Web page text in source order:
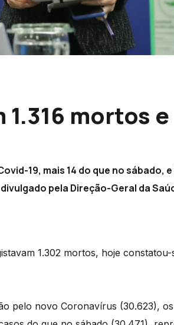
mortos e
19, mais 14 do que no sábado, e
pela Direção-Geral da
1.302 mortos, hoje constatou-
pelo novo Coronavírus (30.623),